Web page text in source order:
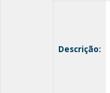
Descrição: